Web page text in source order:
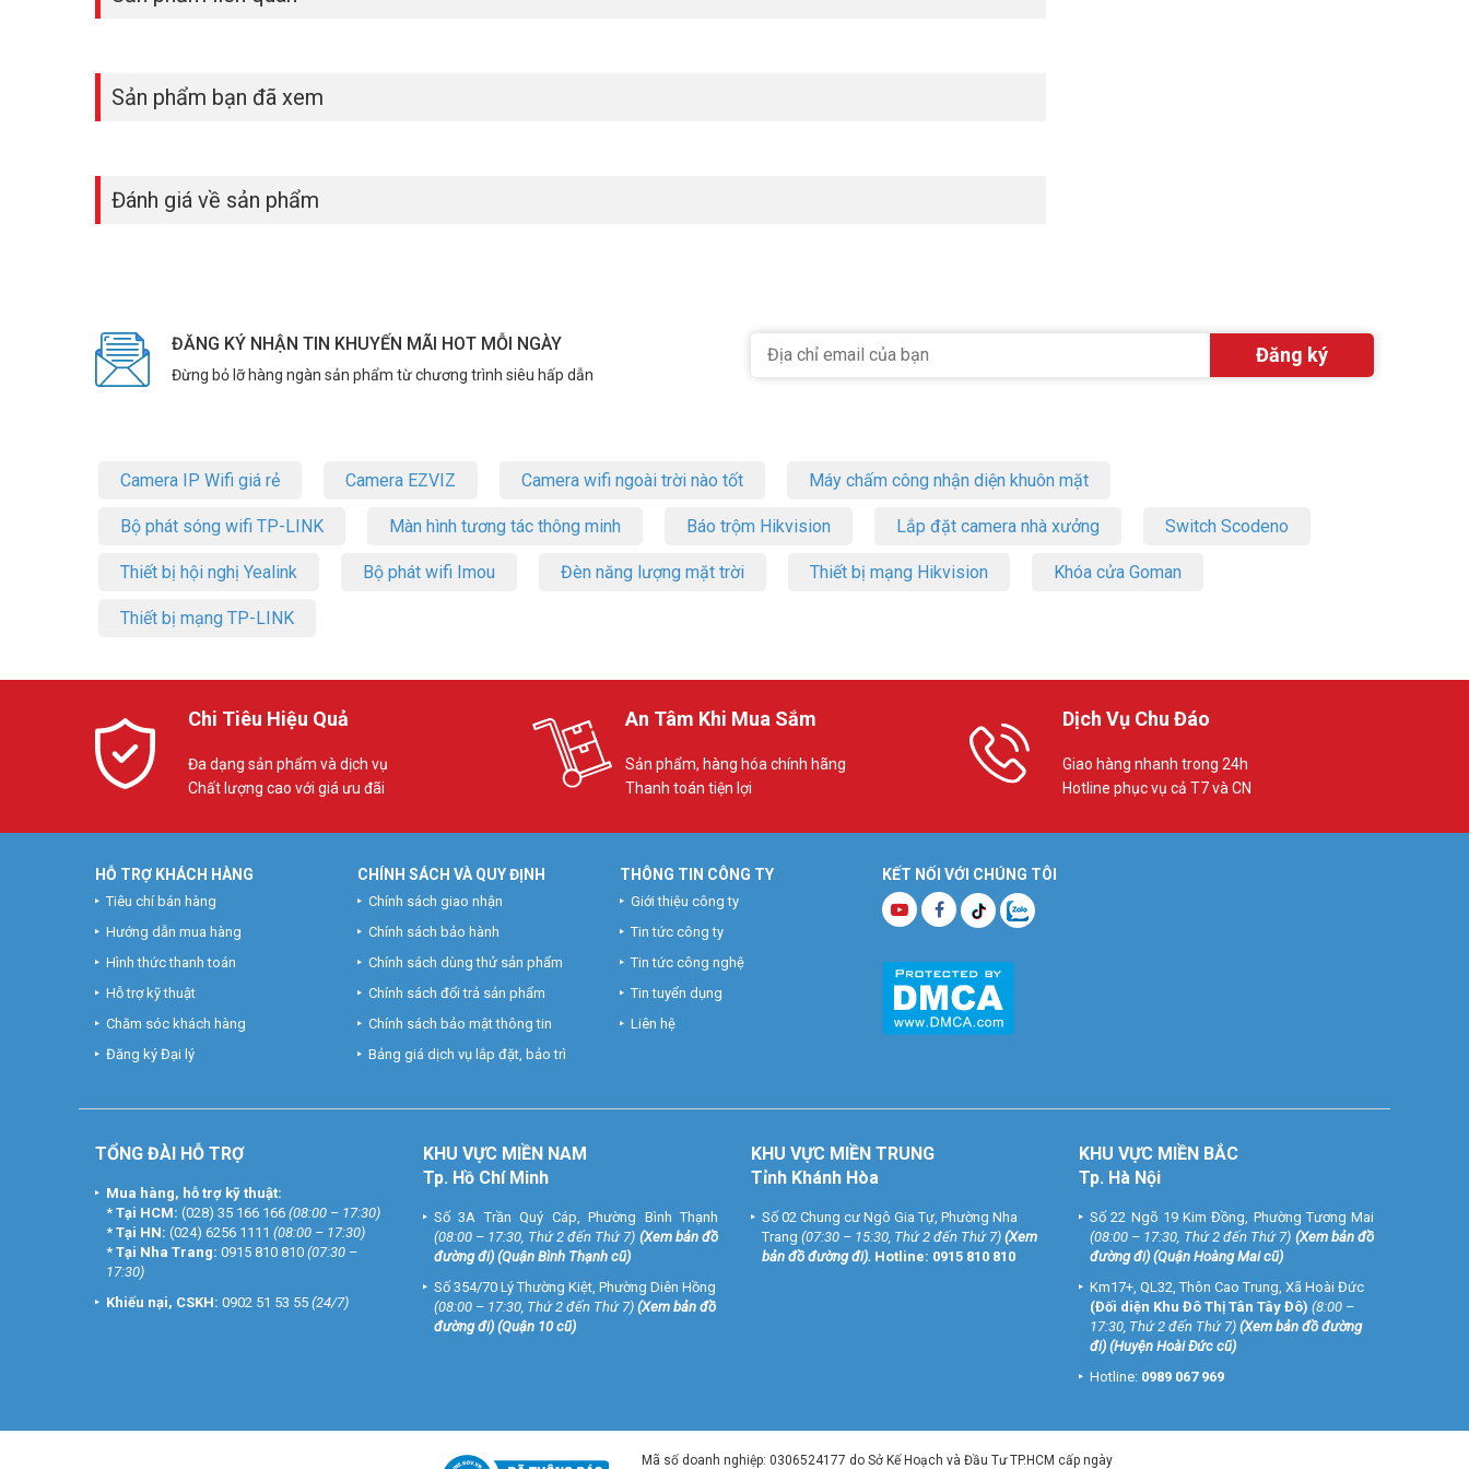
– Xuất xứ: Trung Quốc.
– Bảo hành: 24 tháng.
Để cập nhật thông tin giá ổ cứng SSD cho camera
Tham khảo các kênh thông tin khác:
Sản phẩm bạn đã xem
Đánh giá về sản phẩm
ĐĂNG KÝ NHẬN TIN KHUYẾN MÃI HOT MỖI NGÀY
Đừng bỏ lỡ hàng ngàn sản phẩm từ chương trình siêu hấp dẫn
Camera IP Wifi giá rẻ Camera EZVIZ Camera wifi ngoài trời nào tốt Máy chấm công nhận diện khuôn mặt
Bộ phát sóng wifi TP-LINK Màn hình tương tác thông minh Báo trộm Hikvision Lắp đặt camera nhà xưởng Switch Scodeno
Thiết bị hội nghị Yealink Bộ phát wifi Imou Đèn năng lượng mặt trời Thiết bị mạng Hikvision Khóa cửa Goman
Thiết bị mạng TP-LINK
Chi Tiêu Hiệu Quả
Đa dạng sản phẩm và dịch vụ
Chất lượng cao với giá ưu đãi
An Tâm Khi Mua Sắm
Sản phẩm, hàng hóa chính hãng
Thanh toán tiện lợi
Dịch Vụ Chu Đáo
Giao hàng nhanh trong 24h
Hotline phục vụ cả T7 và CN
KẾT NỐI VỚI CHÚNG TÔI
HỖ TRỢ KHÁCH HÀNG
Tiêu chí bán hàng
Hướng dẫn mua hàng
Hình thức thanh toán
Hỗ trợ kỹ thuật
Chăm sóc khách hàng
Đăng ký Đại lý
CHÍNH SÁCH VÀ QUY ĐỊNH
Chính sách giao nhận
Chính sách bảo hành
Chính sách dùng thử sản phẩm
Chính sách đổi trả sản phẩm
Chính sách bảo mật thông tin
Bảng giá dịch vụ lắp đặt, bảo trì
THÔNG TIN CÔNG TY
Giới thiệu công ty
Tin tức công ty
Tin tức công nghệ
Tin tuyển dụng
Liên hệ
TỔNG ĐÀI HỖ TRỢ
Mua hàng, hỗ trợ kỹ thuật:
* Tại HCM: (028) 35 166 166 (08:00 – 17:30)
* Tại HN: (024) 6256 1111 (08:00 – 17:30)
* Tại Nha Trang: 0915 810 810 (07:30 –
17:30)
Khiếu nại, CSKH: 0902 51 53 55 (24/7)
KHU VỰC MIỀN NAM
Tp. Hồ Chí Minh
Số 3A Trần Quý Cáp, Phường Bình Thạnh
(08:00 – 17:30, Thứ 2 đến Thứ 7) (Xem bản đồ
đường đi) (Quận Bình Thạnh cũ)
Số 354/70 Lý Thường Kiệt, Phường Diên Hồng
(08:00 – 17:30, Thứ 2 đến Thứ 7) (Xem bản đồ
đường đi) (Quận 10 cũ)
KHU VỰC MIỀN TRUNG
Tỉnh Khánh Hòa
Số 02 Chung cư Ngô Gia Tự, Phường Nha
Trang (07:30 – 15:30, Thứ 2 đến Thứ 7) (Xem
bản đồ đường đi). Hotline: 0915 810 810
KHU VỰC MIỀN BẮC
Tp. Hà Nội
Số 22 Ngõ 19 Kim Đồng, Phường Tương Mai
(08:00 – 17:30, Thứ 2 đến Thứ 7) (Xem bản đồ
đường đi) (Quận Hoàng Mai cũ)
Km17+, QL32, Thôn Cao Trung, Xã Hoài Đức
(Đối diện Khu Đô Thị Tân Tây Đô) (8:00 –
17:30, Thứ 2 đến Thứ 7) (Xem bản đồ đường
đi) (Huyện Hoài Đức cũ)
Hotline: 0989 067 969
Mã số doanh nghiệp: 0306524177 do Sở Kế Hoạch và Đầu Tư TP.HCM cấp ngày